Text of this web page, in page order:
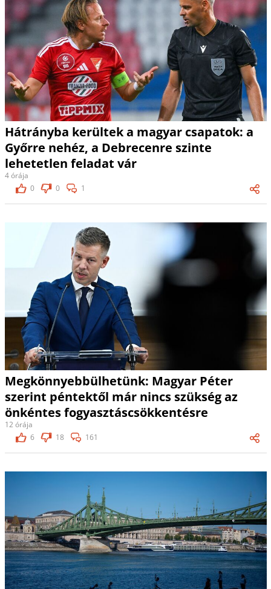
Hátrányba kerültek a magyar csapatok: a
Győrre nehéz, a Debrecenre szinte
lehetetlen feladat vár
4 órája
0
0 1
Megkönnyebbülhetünk: Magyar Péter
szerint péntektől már nincs szükség az
önkéntes fogyasztáscsökkentésre
12 órája
6
18 161